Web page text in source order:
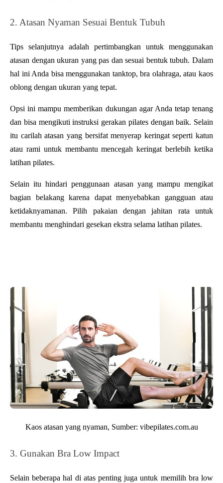
2. Atasan Nyaman Sesuai Bentuk Tubuh
Tips selanjutnya adalah pertimbangkan untuk menggunakan
atasan dengan ukuran yang pas dan sesuai bentuk tubuh. Dalam
hal ini Anda bisa menggunakan tanktop, bra olahraga, atau kaos
oblong dengan ukuran yang tepat.
Opsi ini mampu memberikan dukungan agar Anda tetap tenang
dan bisa mengikuti instruksi gerakan pilates dengan baik. Selain
itu carilah atasan yang bersifat menyerap keringat seperti katun
atau rami untuk membantu mencegah keringat berlebih ketika
latihan pilates.
Selain itu hindari penggunaan atasan yang mampu mengikat
bagian belakang karena dapat menyebabkan gangguan atau
ketidaknyamanan. Pilih pakaian dengan jahitan rata untuk
membantu menghindari gesekan ekstra selama latihan pilates.
Kaos atasan yang nyaman, Sumber: vibepilates.com.au
3. Gunakan Bra Low Impact
Selain beberapa hal di atas penting juga untuk memilih bra low